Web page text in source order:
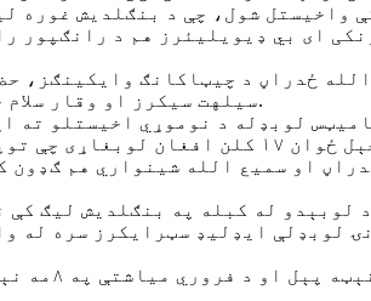
بېلو کټیګوریو کې واخیستل شول، چې د
ای بي ډیویلیئرز هم د رانګپور
ځدراڼ د چیټاکانګ وایکینګز،
سیلهت سیکرز او وقار سلام خېل د کومېلا ویکټورینز لوبډلې لخوا واخیستل شول.
او سمیع الله شینواري هم ګډون
له کبله په بنګلدیش لیګ
ایډلیډ سټرایکرز سره له